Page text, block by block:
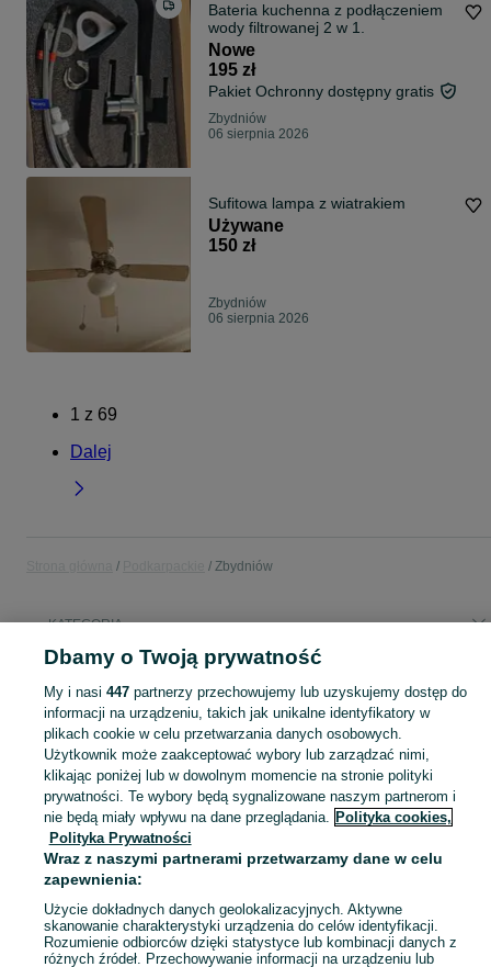
Bateria kuchenna z podłączeniem
wody filtrowanej 2 w 1.
Nowe
195 zł
Pakiet Ochronny dostępny gratis
Zbydniów
06 sierpnia 2026
Sufitowa lampa z wiatrakiem
Używane
150 zł
Zbydniów
06 sierpnia 2026
1 z 69
Dalej
Zbydniów
KATEGORIA
Popularne wyszukiwania
lodówka 8v5119d629df
Zobacz
Mapa kategorii
Mapa miejscowości
Mapa ministron
Popularne wyszukiwania
Dbamy o Twoją prywatność
My i nasi 447partnerzy przechowujemy lub uzyskujemy dostęp do
informacji na urządzeniu, takich jak unikalne identyfikatory w
plikach cookie w celu przetwarzania danych osobowych.
Użytkownik może zaakceptować wybory lub zarządzać nimi,
klikając poniżej lub w dowolnym momencie na stronie polityki
prywatności. Te wybory będą sygnalizowane naszym partnerom i
nie będą miały wpływu na dane przeglądania. Polityka cookies,
Polityka Prywatności
Wraz z naszymi partnerami przetwarzamy dane w celu
zapewnienia:
Użycie dokładnych danych geolokalizacyjnych. Aktywne
skanowanie charakterystyki urządzenia do celów identyfikacji.
Rozumienie odbiorców dzięki statystyce lub kombinacji danych z
różnych źródeł. Przechowywanie informacji na urządzeniu lub